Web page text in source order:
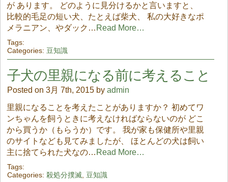
が あります。 どのように見分けるかと言いますと、
比較的毛足の短い犬、たとえば柴犬、 私の大好きなポ
メラニアン、やダック… Read More…
Tags:
Categories: 豆知識
子犬の里親になる前に考えること
Posted on 3月 7th, 2015 by admin
里親になることを考えたことがありますか？ 初めてワ
ンちゃんを飼うときに考えなければならないのが どこ
から買うか（もらうか）です。 我が家も保健所や里親
のサイトなども見てみましたが、 ほとんどの犬は飼い
主に捨てられた犬なの… Read More…
Tags:
Categories: 殺処分撲滅 豆知識